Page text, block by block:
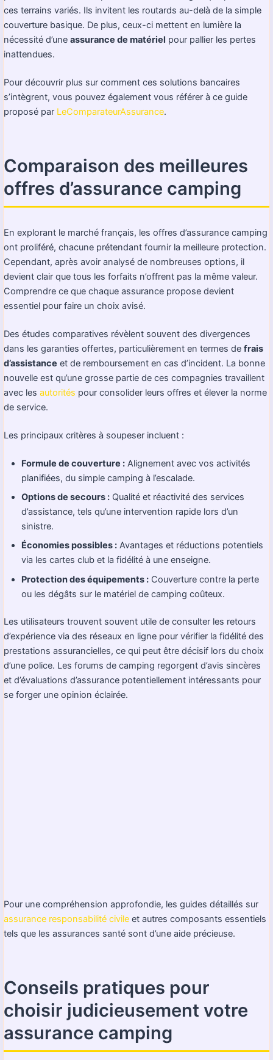
ces terrains variés. Ils invitent les routards au-delà de la simple
couverture basique. De plus, ceux-ci mettent en lumière la
nécessité d’une assurance de matériel pour pallier les pertes
inattendues.
Pour découvrir plus sur comment ces solutions bancaires
s’intègrent, vous pouvez également vous référer à ce guide
proposé par LeComparateurAssurance.
Comparaison des meilleures
offres d’assurance camping
En explorant le marché français, les offres d’assurance camping
ont proliféré, chacune prétendant fournir la meilleure protection.
Cependant, après avoir analysé de nombreuses options, il
devient clair que tous les forfaits n’offrent pas la même valeur.
Comprendre ce que chaque assurance propose devient
essentiel pour faire un choix avisé.
Des études comparatives révèlent souvent des divergences
dans les garanties offertes, particulièrement en termes de frais
d’assistance et de remboursement en cas d’incident. La bonne
nouvelle est qu’une grosse partie de ces compagnies travaillent
avec les autorités pour consolider leurs offres et élever la norme
de service.
Les principaux critères à soupeser incluent :
Formule de couverture : Alignement avec vos activités
planifiées, du simple camping à l’escalade.
Options de secours : Qualité et réactivité des services
d’assistance, tels qu’une intervention rapide lors d’un
sinistre.
Économies possibles : Avantages et réductions potentiels
via les cartes club et la fidélité à une enseigne.
Protection des équipements : Couverture contre la perte
ou les dégâts sur le matériel de camping coûteux.
Les utilisateurs trouvent souvent utile de consulter les retours
d’expérience via des réseaux en ligne pour vérifier la fidélité des
prestations assurancielles, ce qui peut être décisif lors du choix
d’une police. Les forums de camping regorgent d’avis sincères
et d’évaluations d’assurance potentiellement intéressants pour
se forger une opinion éclairée.
Pour une compréhension approfondie, les guides détaillés sur
assurance responsabilité civile et autres composants essentiels
tels que les assurances santé sont d’une aide précieuse.
Conseils pratiques pour
choisir judicieusement votre
assurance camping